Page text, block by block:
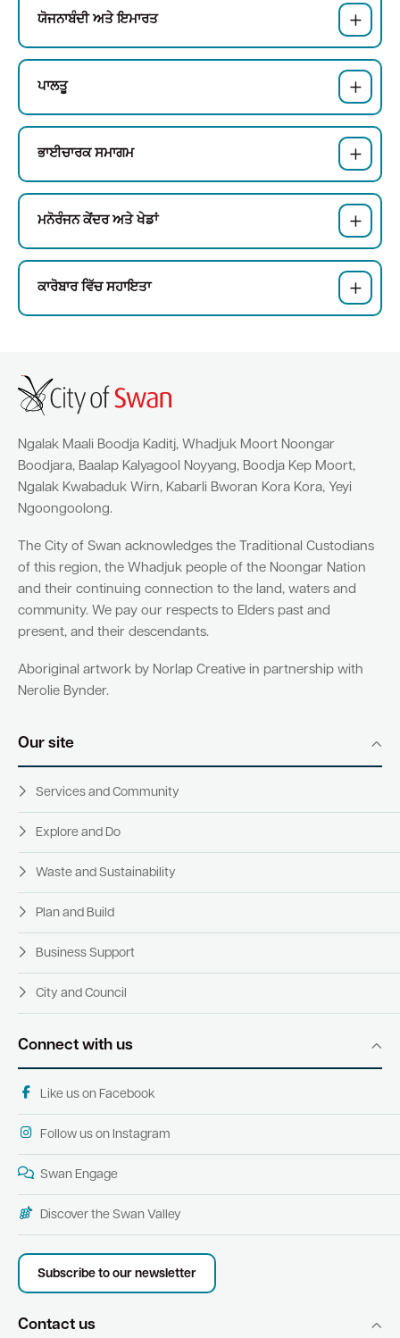
ਯੋਜਨਾਬੰਦੀ ਅਤੇ ਇਮਾਰਤ
ਪਾਲਤੂ
ਭਾਈਚਾਰਕ ਸਮਾਗਮ
ਮਨੋਰੰਜਨ ਕੇਂਦਰ ਅਤੇ ਖੇਡਾਂ
ਕਾਰੋਬਾਰ ਵਿੱਚ ਸਹਾਇਤਾ
Ngalak Maali Boodja Kaditj, Whadjuk Moort Noongar
Boodjara, Baalap Kalyagool Noyyang, Boodja Kep Moort,
Ngalak Kwabaduk Wirn, Kabarli Bworan Kora Kora, Yeyi
Ngoongoolong.
The City of Swan acknowledges the Traditional Custodians
of this region, the Whadjuk people of the Noongar Nation
and their continuing connection to the land, waters and
community. We pay our respects to Elders past and
present, and their descendants.
Aboriginal artwork by Norlap Creative in partnership with
Nerolie Bynder.
Our site
Services and Community
Explore and Do
Waste and Sustainability
Plan and Build
Business Support
City and Council
Connect with us
Like us on Facebook
Follow us on Instagram
Swan Engage
Discover the Swan Valley
Subscribe to our newsletter
Contact us